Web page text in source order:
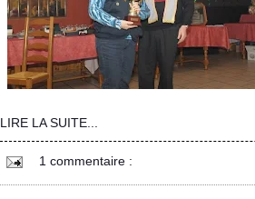
LIRE LA SUITE...
1 commentaire :